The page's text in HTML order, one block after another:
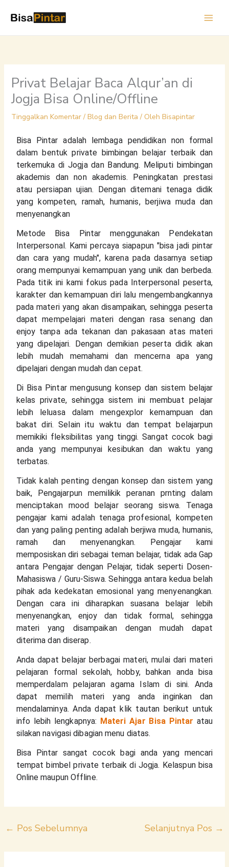
Privat Belajar Baca Alqur’an di
Jogja Bisa Online/Offline
Tinggalkan Komentar / Blog dan Berita / Oleh Bisapintar
Bisa Pintar adalah lembaga pendidikan non formal
dalam bentuk private bimbingan belajar terbaik dan
terkemuka di Jogja dan Bandung. Meliputi bimbingan
akademis dan non akademis. Peningkatan prestasi
atau persiapan ujian. Dengan ditemani tenaga didik
yang kompeten, ramah, humanis, berjiwa muda dan
menyenangkan
Metode Bisa Pintar menggunakan Pendekatan
Interpersonal. Kami percaya siapapun "bisa jadi pintar
dan cara yang mudah", karena pada dasarnya setiap
orang mempunyai kemampuan yang unik dan berbeda.
Pada titik ini kami fokus pada Interpersonal peserta,
karakter dan kemampuan diri lalu mengembangkannya
pada materi yang akan disampaikan, sehingga peserta
dapat mempelajari materi dengan rasa senang dan
enjoy tanpa ada tekanan dan pakasaan atas materi
yang dipelajari. Dengan demikian peserta didik akan
lebih mudah memahami dan mencerna apa yang
dipelajari dengan mudah dan cepat.
Di Bisa Pintar mengusung konsep dan sistem belajar
kelas private, sehingga sistem ini membuat pelajar
lebih leluasa dalam mengexplor kemampuan dan
bakat diri. Selain itu waktu dan tempat belajarpun
memikiki fleksibilitas yang tinggi. Sangat cocok bagi
anda yang mempunyai kesibukan dan waktu yang
terbatas.
Tidak kalah penting dengan konsep dan sistem yang
baik, Pengajarpun memilikik peranan prnting dalam
menciptakan mood belajar seorang siswa. Tenaga
pengajar kami adalah tenaga profesional, kompeten
dan yang paling penting adalah berjiwa muda, humanis,
ramah dan menyenangkan. Pengajar kami
memposiskan diri sebagai teman belajar, tidak ada Gap
antara Pengajar dengan Pelajar, tidak seperti Dosen-
Mahasiswa / Guru-Siswa. Sehingga antara kedua belah
pihak ada kedekatan emosional yang menyenangkan.
Dengan cara ini diharapkan suasana belajar lebih
menyenangkan, enjoy dan tidak formal, sehingga
materi yang disampaikan dengan mudah dapat
diterima dan diserap.
Anda dapat belajar berbagai materi, mulai dari materi
pelajaran formal sekolah, hobby, bahkan anda bisa
memperdalam pelajaran agama Islam di sini. Anda
dapat memilih materi yang anda inginkan dan
mendalaminya. Anda dapat klik tautan berikut untuk
info lebih lengkapnya: Materi Ajar Bisa Pintar atau
silakan navigasi dibagian menu diatas.
Bisa Pintar sangat cocok bagi anda yang mencari
tempat bimbel private terbaik di Jogja. Kelaspun bisa
Online maupun Offline.
← Pos Sebelumnya Selanjutnya Pos →